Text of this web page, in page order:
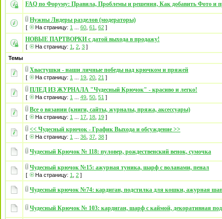
FAQ по Форуму: Правила, Проблемы и решения, Как добавить Фото и
Нужны Лидеры разделов (модераторы)
[ На страницу: 1 60 61 62 ]
НОВЫЕ ПАРТВОРКИ с датой выхода в продажу!
[ На страницу: 1 2 3 ]
Темы
Хвастушки - наши личные победы над крючком и пряжей
[ На страницу: 1 19 20 21 ]
ПЛЕД ИЗ ЖУРНАЛА "Чудесный Крючок" - красиво и легко!
[ На страницу: 1 49 50 51 ]
Все о вязании (книги, сайты, журналы, пряжа, аксессуары)
[ На страницу: 1 17 18 19 ]
<< Чудесный крючок - График Выхода и обсуждение >>
[ На страницу: 1 36 37 38 ]
Чудесный Крючок № 118: пуловер, рождественский венок, сумочка
Чудесный крючок №15: ажурная туника, шарф с воланами, пенал
[ На страницу: 1 2 ]
Чудесный крючок №74: кардиган, подстилка для кошки, ажурная
Чудесный Крючок № 103: кардиган, шарф с каймой, декоративная